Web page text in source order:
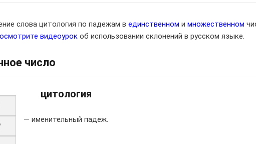
слова цитология по падежам в единственном и множественном
видеоурок об использовании склонений в русском языке.
число
цитология
— именительный падеж.